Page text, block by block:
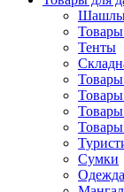
Тенты
Товары
Сумки